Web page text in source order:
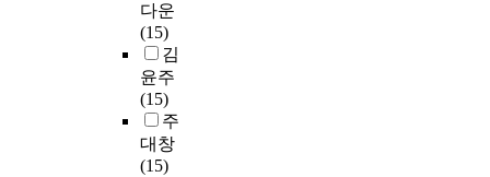
다운
(15)
김
윤주
(15)
주
대창
(15)